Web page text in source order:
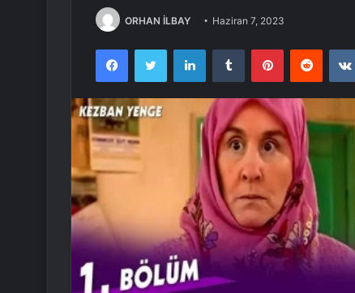
ORHAN İLBAY Haziran 7, 2023
FacebookTwitter LinkedInTumblr PinterestReddit